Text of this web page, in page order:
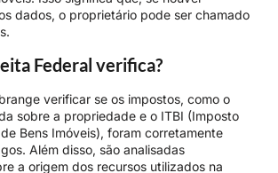
dados, o proprietário pode ser chamado
Federal verifica?
verificar se os impostos, como o
sobre a propriedade e o ITBI (Imposto
Bens Imóveis), foram corretamente
Além disso, são analisadas
a origem dos recursos utilizados na